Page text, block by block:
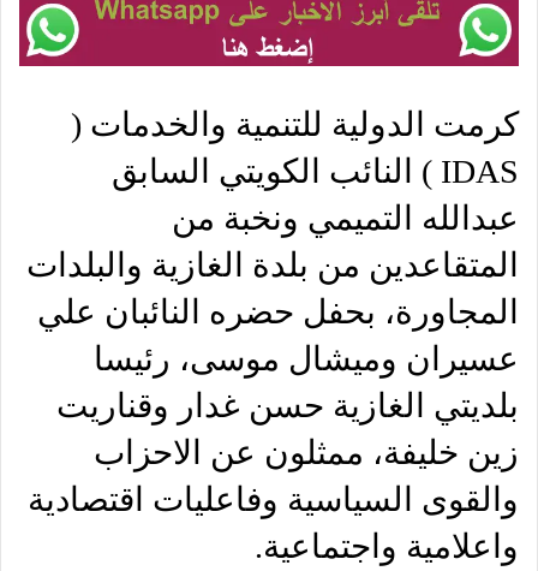
كرمت الدولية للتنمية والخدمات (
IDAS ) النائب الكويتي السابق
عبدالله التميمي ونخبة من
المتقاعدين من بلدة الغازية والبلدات
المجاورة، بحفل حضره النائبان علي
عسيران وميشال موسى، رئيسا
بلديتي الغازية حسن غدار وقناريت
زين خليفة، ممثلون عن الاحزاب
والقوى السياسية وفاعليات اقتصادية
واعلامية واجتماعية.